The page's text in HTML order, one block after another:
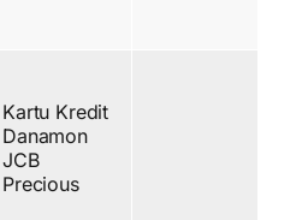
Kartu Kredit
Danamon
JCB
Precious